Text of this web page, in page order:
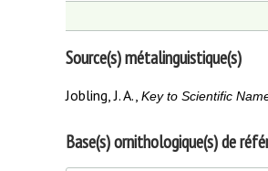
Source(s) métalinguistique(s)
Jobling, J. A., Key to Scientific
Base(s) ornithologique(s) de